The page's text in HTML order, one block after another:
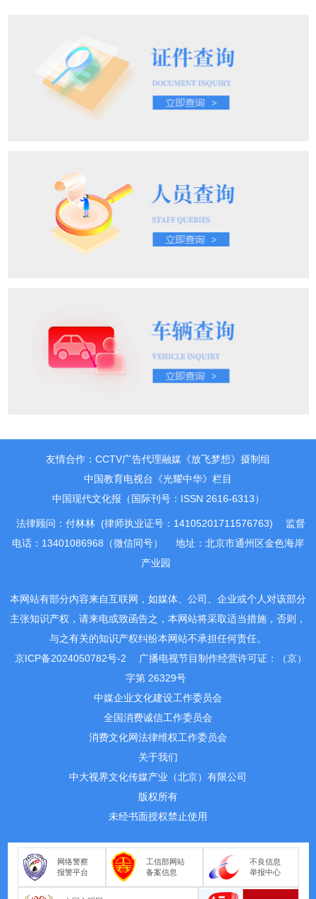
友情合作：CCTV广告代理融媒《放飞梦想》摄制组
中国教育电视台《光耀中华》栏目
中国现代文化报（国际刊号：ISSN 2616-6313）
法律顾问：付林林 (律师执业证号：14105201711576763)
监督
电话：13401086968（微信同号）
地址：北京市通州区金色海岸
产业园
本网站有部分内容来自互联网，如媒体、公司、企业或个人对该部分
主张知识产权，请来电或致函告之，本网站将采取适当措施，否则，
与之有关的知识产权纠纷本网站不承担任何责任。
京ICP备2024050782号-2
广播电视节目制作经营许可证：（京）
字第 26329号
中媒企业文化建设工作委员会
全国消费诚信工作委员会
消费文化网法律维权工作委员会
关于我们
中大视界文化传媒产业（北京）有限公司
版权所有
未经书面授权禁止使用
网络警察
报警平台
工信部网站
备案信息
不良信息
举报中心